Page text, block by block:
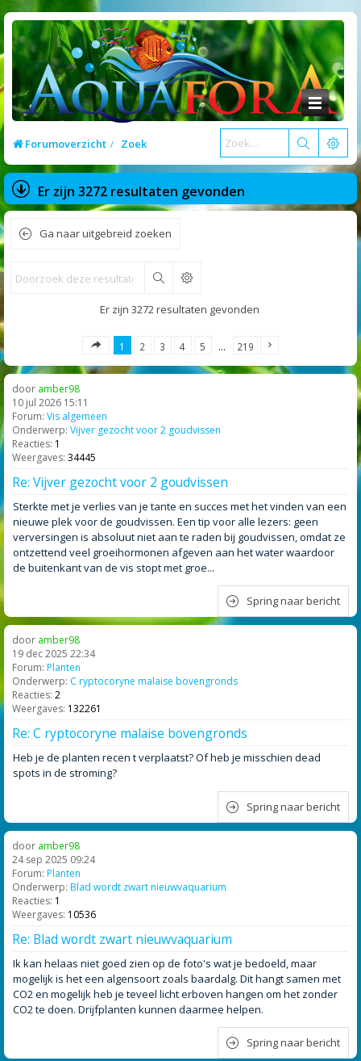
Forumoverzicht Zoek
Er zijn 3272 resultaten gevonden
Ga naar uitgebreid zoeken
Zoek
Er zijn 3272 resultaten gevonden
1 2 3 4 5 … 219
door amber98
10 jul 2026 15:11
Forum: Vis algemeen
Onderwerp: Vijver gezocht voor 2 goudvissen
Reacties: 1
Weergaves: 34445
Re: Vijver gezocht voor 2 goudvissen
Sterkte met je verlies van je tante en succes met het vinden van een
nieuwe plek voor de goudvissen. Een tip voor alle lezers: geen
verversingen is absoluut niet aan te raden bij goudvissen, omdat ze
ontzettend veel groeihormonen afgeven aan het water waardoor
de buitenkant van de vis stopt met groe...
Spring naar bericht
door amber98
19 dec 2025 22:34
Forum: Planten
Onderwerp: C ryptocoryne malaise bovengronds
Reacties: 2
Weergaves: 132261
Re: C ryptocoryne malaise bovengronds
Heb je de planten recen t verplaatst? Of heb je misschien dead
spots in de stroming?
Spring naar bericht
door amber98
24 sep 2025 09:24
Forum: Planten
Onderwerp: Blad wordt zwart nieuwvaquarium
Reacties: 1
Weergaves: 10536
Re: Blad wordt zwart nieuwvaquarium
Ik kan helaas niet goed zien op de foto's wat je bedoeld, maar
mogelijk is het een algensoort zoals baardalg. Dit hangt samen met
CO2 en mogelijk heb je teveel licht erboven hangen om het zonder
CO2 te doen. Drijfplanten kunnen daarmee helpen.
Spring naar bericht